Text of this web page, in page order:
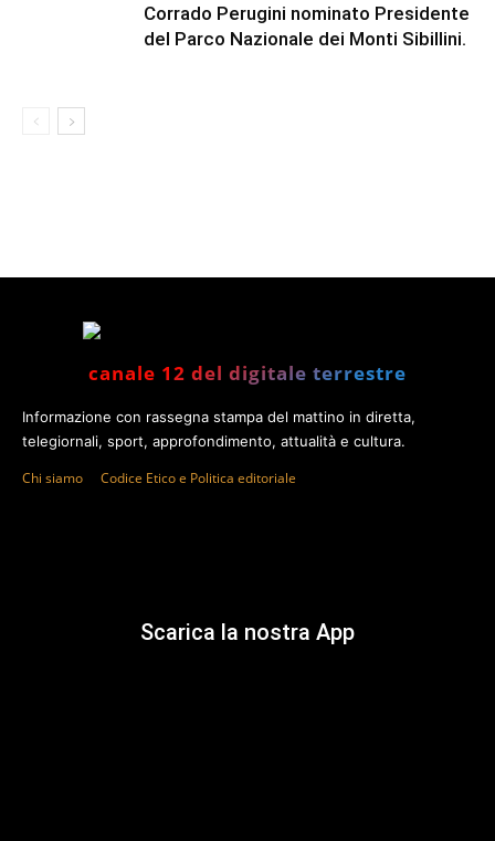
Corrado Perugini nominato Presidente
del Parco Nazionale dei Monti Sibillini.
canale 12 del digitale terrestre
Informazione con rassegna stampa del mattino in diretta,
telegiornali, sport, approfondimento, attualità e cultura.
Chi siamo Codice Etico e Politica editoriale
Scarica la nostra App